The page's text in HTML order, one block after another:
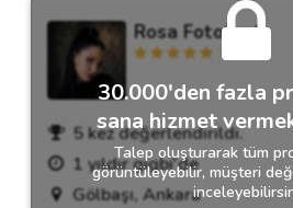
Rosa Fotoğraf
5.0
5 kez değerlendirildi.
1 yıldır gigbi'de
Gölbaşı, Ankara
30.000'den fazla
sana hizmet
Talep oluşturarak tüm
görüntüleyebilir, müşteri